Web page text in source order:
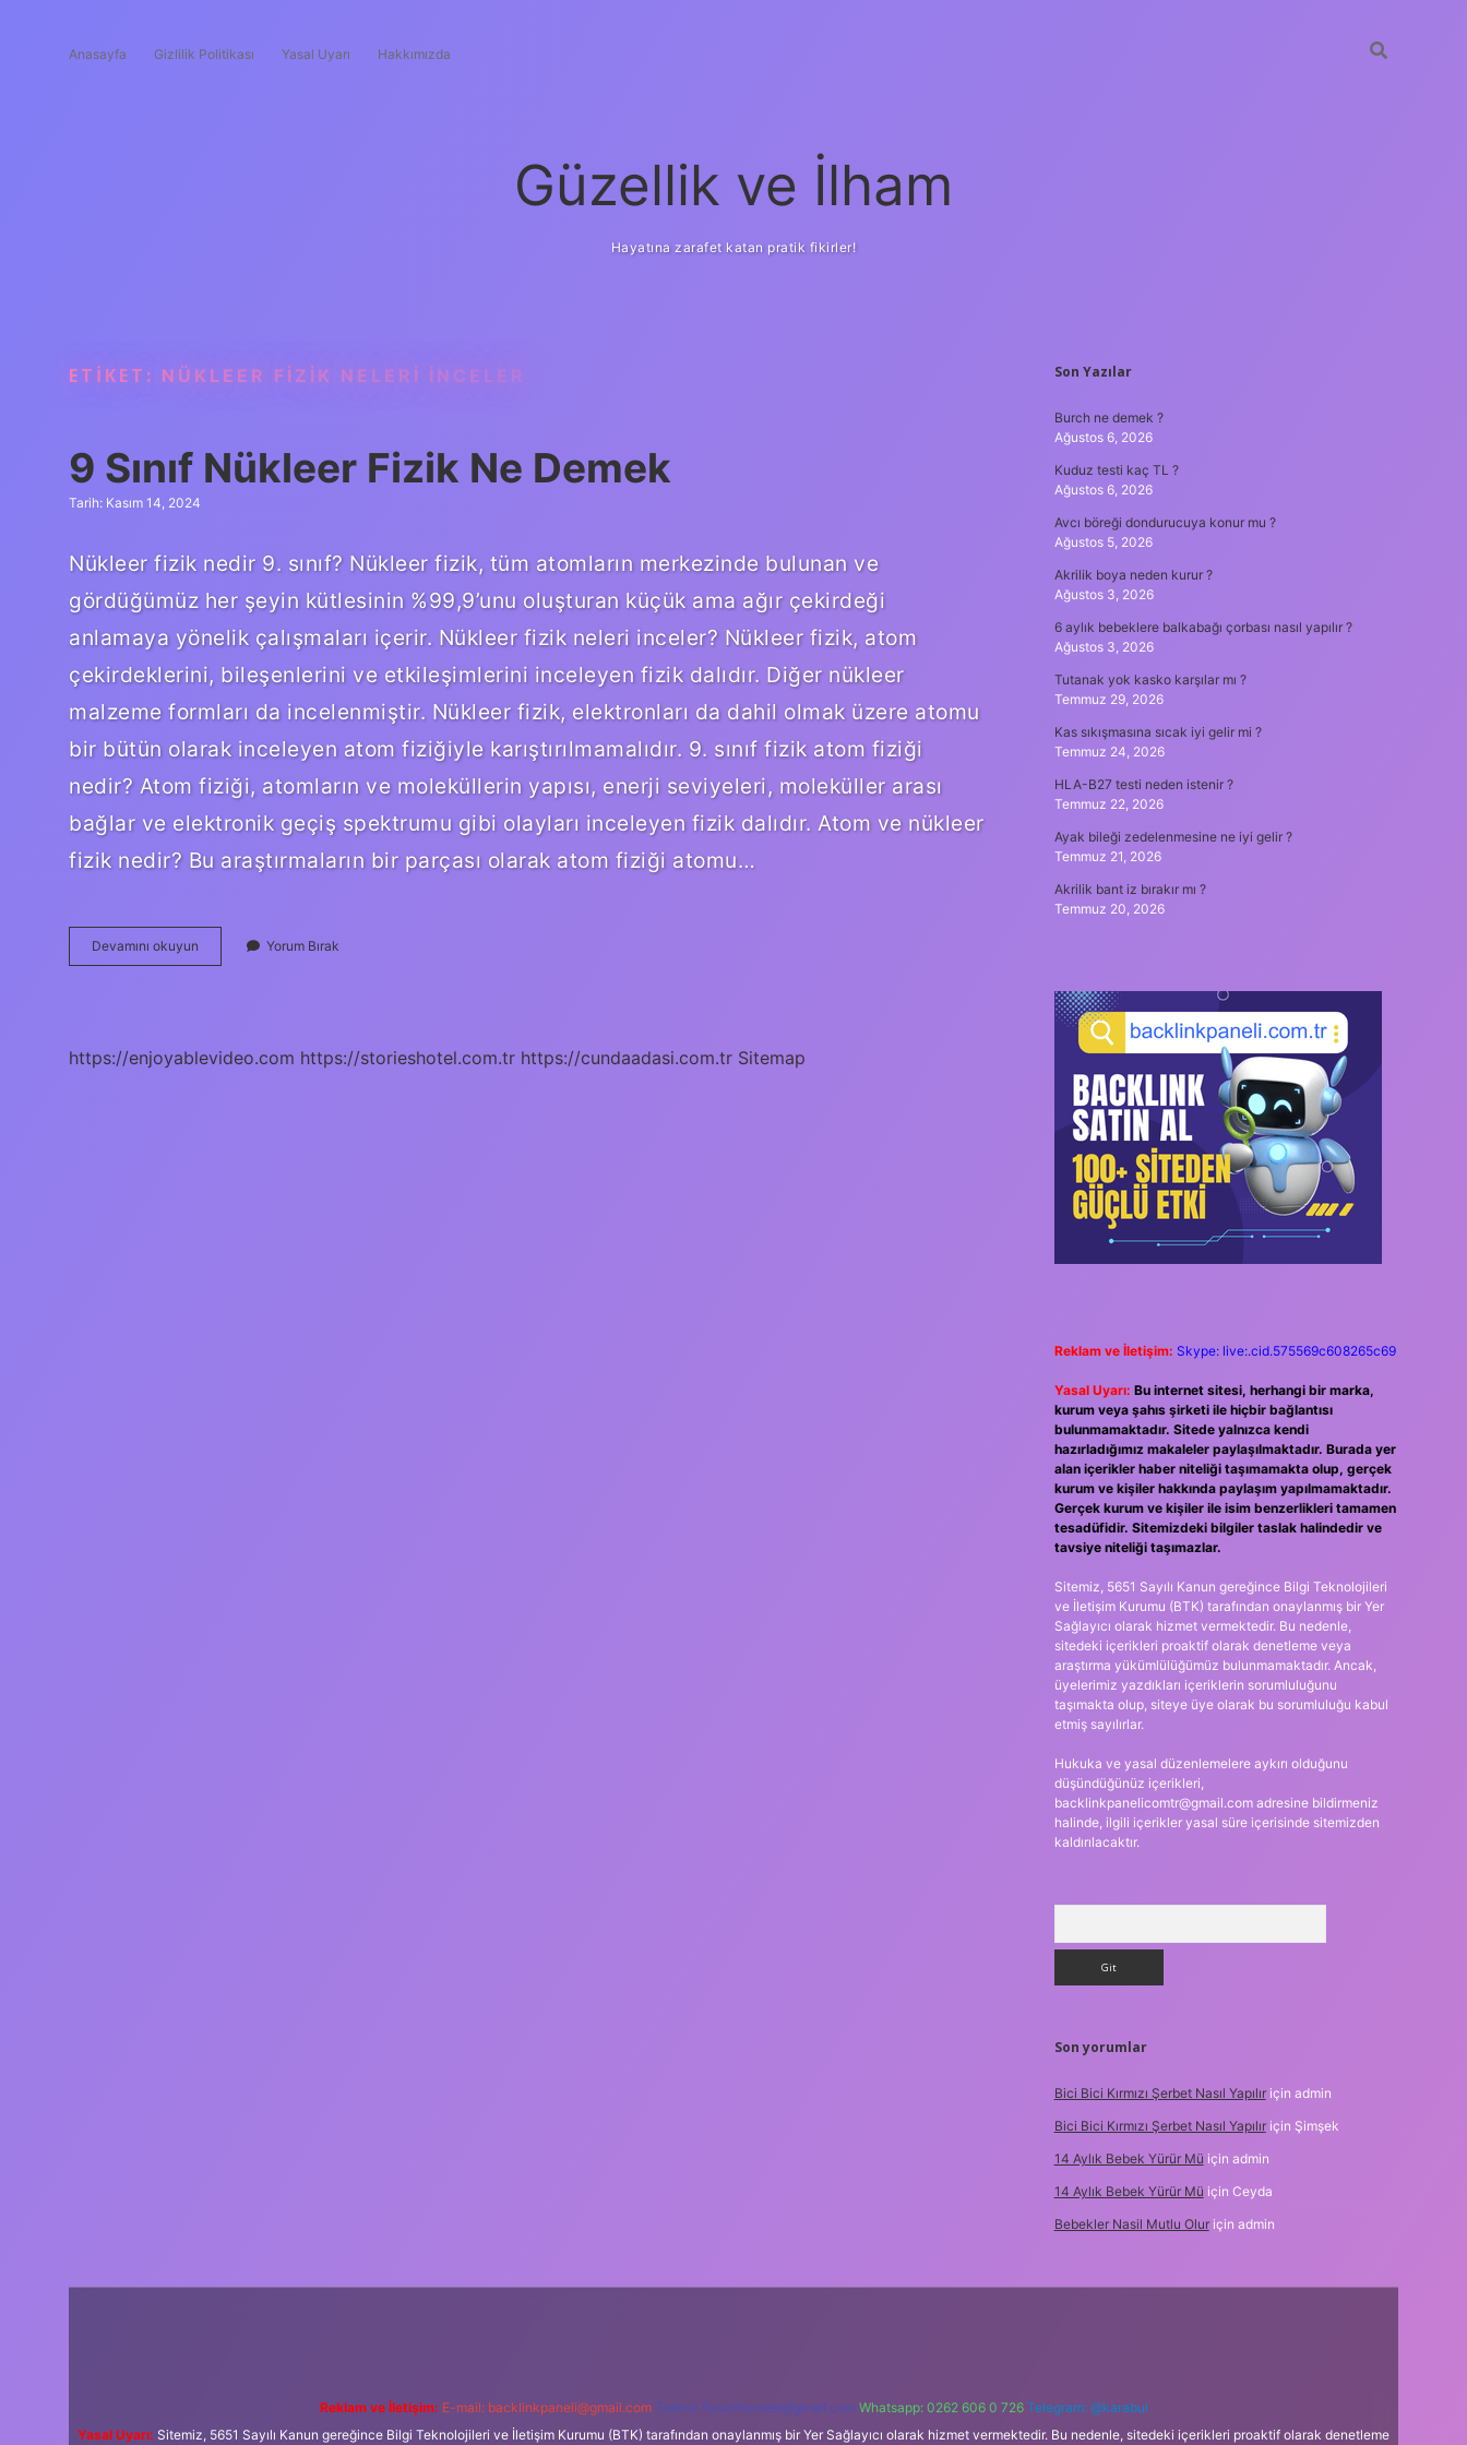
Anasayfa Gizlilik Politikası Yasal Uyarı Hakkımızda
Güzellik ve İlham
Hayatına zarafet katan pratik fikirler!
ETIKET: NÜKLEER FIZIK NELERI INCELER
9 Sınıf Nükleer Fizik Ne Demek
Tarih: Kasım 14, 2024
Nükleer fizik nedir 9. sınıf? Nükleer fizik, tüm atomların merkezinde bulunan ve
gördüğümüz her şeyin kütlesinin %99,9’unu oluşturan küçük ama ağır çekirdeği
anlamaya yönelik çalışmaları içerir. Nükleer fizik neleri inceler? Nükleer fizik, atom
çekirdeklerini, bileşenlerini ve etkileşimlerini inceleyen fizik dalıdır. Diğer nükleer
malzeme formları da incelenmiştir. Nükleer fizik, elektronları da dahil olmak üzere atomu
bir bütün olarak inceleyen atom fiziğiyle karıştırılmamalıdır. 9. sınıf fizik atom fiziği
nedir? Atom fiziği, atomların ve moleküllerin yapısı, enerji seviyeleri, moleküller arası
bağlar ve elektronik geçiş spektrumu gibi olayları inceleyen fizik dalıdır. Atom ve nükleer
fizik nedir? Bu araştırmaların bir parçası olarak atom fiziği atomu…
Devamını okuyun
Sınıf
Yorum Bırak
https://enjoyablevideo.com https://storieshotel.com.tr https://cundaadasi.com.tr Sitemap
SIDEBAR
Son Yazılar
Burch ne demek ?
Ağustos 6, 2026
Kuduz testi kaç TL ?
Ağustos 6, 2026
Avcı böreği dondurucuya konur mu ?
Ağustos 5, 2026
Akrilik boya neden kurur ?
Ağustos 3, 2026
6 aylık bebeklere balkabağı çorbası nasıl yapılır ?
Ağustos 3, 2026
Tutanak yok kasko karşılar mı ?
Temmuz 29, 2026
Kas sıkışmasına sıcak iyi gelir mi ?
Temmuz 24, 2026
HLA-B27 testi neden istenir ?
Temmuz 22, 2026
Ayak bileği zedelenmesine ne iyi gelir ?
Temmuz 21, 2026
Akrilik bant iz bırakır mı ?
Temmuz 20, 2026
Reklam ve İletişim: Skype: live:.cid.575569c608265c69
Yasal Uyarı: Bu internet sitesi, herhangi bir marka,
kurum veya şahıs şirketi ile hiçbir bağlantısı
bulunmamaktadır. Sitede yalnızca kendi
hazırladığımız makaleler paylaşılmaktadır. Burada yer
alan içerikler haber niteliği taşımamakta olup, gerçek
kurum ve kişiler hakkında paylaşım yapılmamaktadır.
Gerçek kurum ve kişiler ile isim benzerlikleri tamamen
tesadüfidir. Sitemizdeki bilgiler taslak halindedir ve
tavsiye niteliği taşımazlar.
Sitemiz, 5651 Sayılı Kanun gereğince Bilgi Teknolojileri
ve İletişim Kurumu (BTK) tarafından onaylanmış bir Yer
Sağlayıcı olarak hizmet vermektedir. Bu nedenle,
sitedeki içerikleri proaktif olarak denetleme veya
araştırma yükümlülüğümüz bulunmamaktadır. Ancak,
üyelerimiz yazdıkları içeriklerin sorumluluğunu
taşımakta olup, siteye üye olarak bu sorumluluğu kabul
etmiş sayılırlar.
Hukuka ve yasal düzenlemelere aykırı olduğunu
düşündüğünüz içerikleri,
backlinkpanelicomtr@gmail.comadresine bildirmeniz
halinde, ilgili içerikler yasal süre içerisinde sitemizden
kaldırılacaktır.
Son yorumlar
Bici Bici Kırmızı Şerbet Nasıl Yapılıriçin admin
Bici Bici Kırmızı Şerbet Nasıl Yapılıriçin Şimşek
14 Aylık Bebek Yürür Mü için admin
14 Aylık Bebek Yürür Mü için Ceyda
Bebekler Nasil Mutlu Oluriçin admin
güvenilir bahis siteleriilbet giriş adresi
Reklam ve İletişim: E-mail: backlinkpaneli@gmail.com Teams: forumhizmeti@gmail.com Whatsapp: 0262 606 0 726 Telegram: @karabul
Yasal Uyarı: Sitemiz, 5651 Sayılı Kanun gereğince Bilgi Teknolojileri ve İletişim Kurumu (BTK) tarafından onaylanmış bir Yer Sağlayıcı olarak hizmet vermektedir. Bu nedenle, sitedeki içerikleri proaktif olarak denetleme